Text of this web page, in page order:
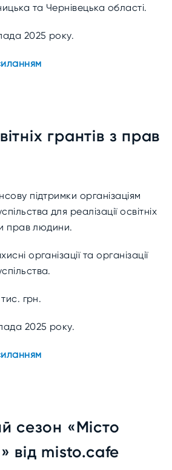
та Чернівецька області.
2025 року.
грантів з прав
підтримки організаціям
для реалізації освітніх
прав людини.
організації та організації
грн.
2025 року.
сезон «Місто
від misto.cаfe